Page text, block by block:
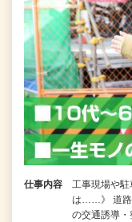
仕事内容
工事現場や
は……》 道路
の交通誘導